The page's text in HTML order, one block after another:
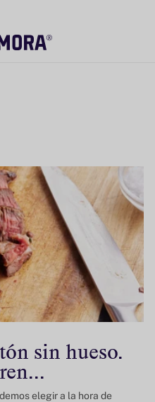
sin hueso.
elegir a la hora de